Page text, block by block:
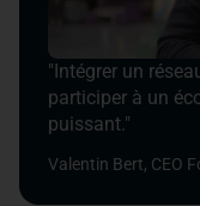
"Intégrer un
participer à un
puissant."
Valentin Bert, CEO